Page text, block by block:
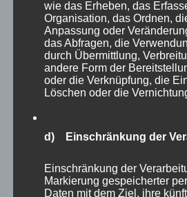
vom
09.07.2022
Selbstreflexion
26.06.2021
wie das Erheben, das
Organisation, das Ordnen,
Anpassung oder
das Abfragen, die
durch Übermittlung,
andere Form der
oder die Verknüpfung, die
Löschen oder die
d) Einschränkung der
Einschränkung der
Markierung gespeicherter
Daten mit dem Ziel, ihre